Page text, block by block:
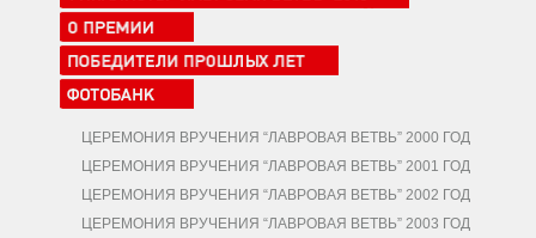
ЦЕРЕМОНИЯ ВРУЧЕНИЯ “ЛАВРОВАЯ ВЕТВЬ” 2000 ГОД
ЦЕРЕМОНИЯ ВРУЧЕНИЯ “ЛАВРОВАЯ ВЕТВЬ” 2001 ГОД
ЦЕРЕМОНИЯ ВРУЧЕНИЯ “ЛАВРОВАЯ ВЕТВЬ” 2002 ГОД
ЦЕРЕМОНИЯ ВРУЧЕНИЯ “ЛАВРОВАЯ ВЕТВЬ” 2003 ГОД